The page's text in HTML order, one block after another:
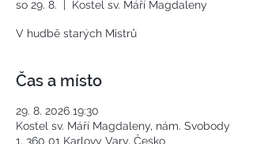
so 29. 8.
  |
Kostel sv. Máří Magdaleny
V hudbě starých Mistrů
Čas a místo
29. 8. 2026 19:30
Kostel sv. Máří Magdaleny, nám. Svobody
1, 360 01 Karlovy Vary, Česko